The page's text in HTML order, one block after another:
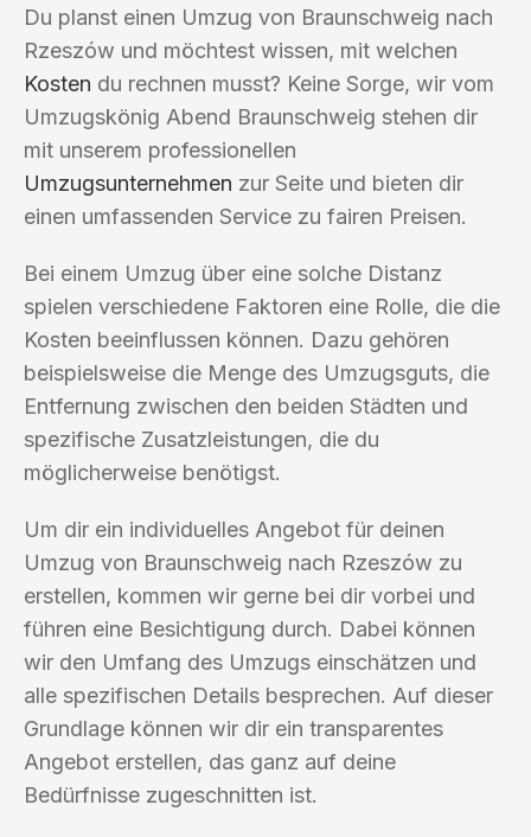
Du planst einen Umzug von Braunschweig nach
Rzeszów und möchtest wissen, mit welchen
Kosten du rechnen musst? Keine Sorge, wir vom
Umzugskönig Abend Braunschweig stehen dir
mit unserem professionellen
Umzugsunternehmen zur Seite und bieten dir
einen umfassenden Service zu fairen Preisen.
Bei einem Umzug über eine solche Distanz
spielen verschiedene Faktoren eine Rolle, die die
Kosten beeinflussen können. Dazu gehören
beispielsweise die Menge des Umzugsguts, die
Entfernung zwischen den beiden Städten und
spezifische Zusatzleistungen, die du
möglicherweise benötigst.
Um dir ein individuelles Angebot für deinen
Umzug von Braunschweig nach Rzeszów zu
erstellen, kommen wir gerne bei dir vorbei und
führen eine Besichtigung durch. Dabei können
wir den Umfang des Umzugs einschätzen und
alle spezifischen Details besprechen. Auf dieser
Grundlage können wir dir ein transparentes
Angebot erstellen, das ganz auf deine
Bedürfnisse zugeschnitten ist.